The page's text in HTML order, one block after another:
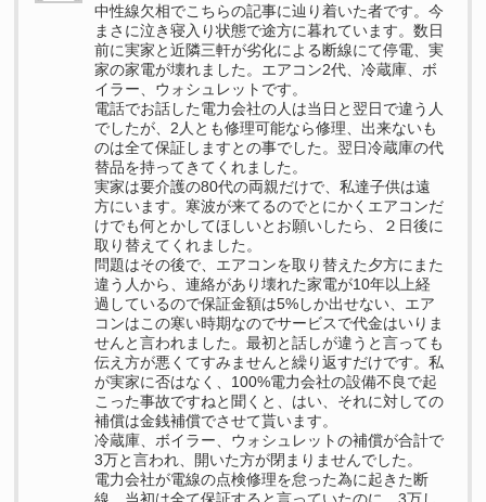
中性線欠相でこちらの記事に辿り着いた者です。今
まさに泣き寝入り状態で途方に暮れています。数日
前に実家と近隣三軒が劣化による断線にて停電、実
家の家電が壊れました。エアコン2代、冷蔵庫、ボ
イラー、ウォシュレットです。
電話でお話した電力会社の人は当日と翌日で違う人
でしたが、2人とも修理可能なら修理、出来ないも
のは全て保証しますとの事でした。翌日冷蔵庫の代
替品を持ってきてくれました。
実家は要介護の80代の両親だけで、私達子供は遠
方にいます。寒波が来てるのでとにかくエアコンだ
けでも何とかしてほしいとお願いしたら、２日後に
取り替えてくれました。
問題はその後で、エアコンを取り替えた夕方にまた
違う人から、連絡があり壊れた家電が10年以上経
過しているので保証金額は5%しか出せない、エア
コンはこの寒い時期なのでサービスで代金はいりま
せんと言われました。最初と話しが違うと言っても
伝え方が悪くてすみませんと繰り返すだけです。私
が実家に否はなく、100%電力会社の設備不良で起
こった事故ですねと聞くと、はい、それに対しての
補償は金銭補償でさせて貰います。
冷蔵庫、ボイラー、ウォシュレットの補償が合計で
3万と言われ、開いた方が閉まりませんでした。
電力会社が電線の点検修理を怠った為に起きた断